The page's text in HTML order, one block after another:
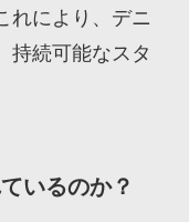
れにより、デニ
持続可能なスタ
いるのか？